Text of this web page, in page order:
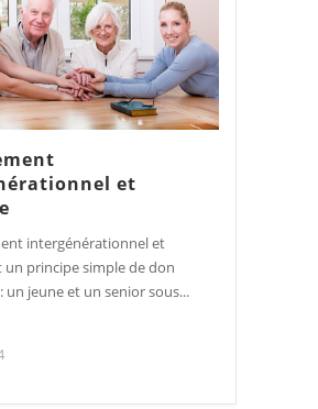
et
intergénérationnel et
un principe simple de don
un jeune et un senior sous...